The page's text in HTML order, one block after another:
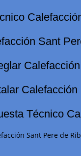
Sant
Técnico
Sant Pere de